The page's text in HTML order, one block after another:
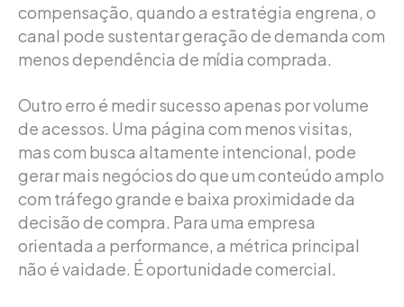
compensação, quando a estratégia engrena, o
canal pode sustentar geração de demanda com
menos dependência de mídia comprada.
Outro erro é medir sucesso apenas por volume
de acessos. Uma página com menos visitas,
mas com busca altamente intencional, pode
gerar mais negócios do que um conteúdo amplo
com tráfego grande e baixa proximidade da
decisão de compra. Para uma empresa
orientada a performance, a métrica principal
não é vaidade. É oportunidade comercial.